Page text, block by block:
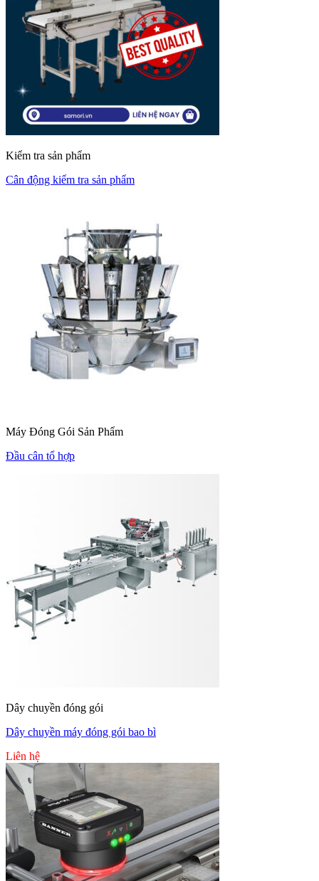
Kiểm tra sản phẩm
Cân động kiểm tra sản phẩm
Máy Đóng Gói Sản Phẩm
Đầu cân tổ hợp
Dây chuyền đóng gói
Dây chuyền máy đóng gói bao bì
Liên hệ